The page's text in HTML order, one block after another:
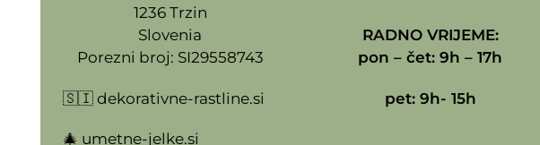
1236 Trzin
Slovenia
Porezni broj: SI29558743
🇸🇮 dekorativne-rastline.si
🎄 umetne-jelke.si
RADNO VRIJEME:
pon – čet: 9h – 17h
pet: 9h- 15h